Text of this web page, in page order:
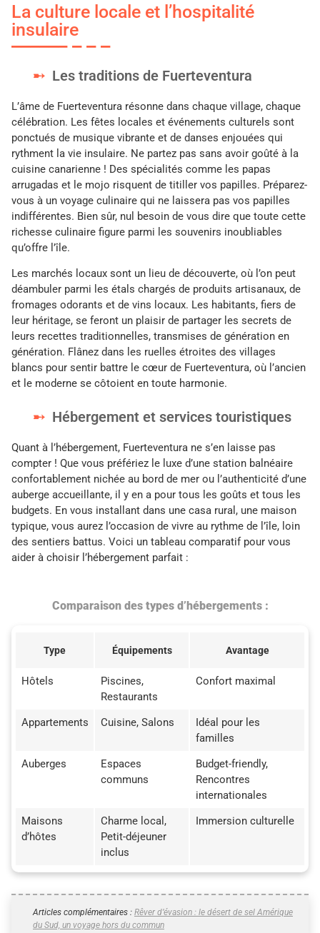
La culture locale et l’hospitalité
insulaire
Les traditions de Fuerteventura
L’âme de Fuerteventura résonne dans chaque village, chaque
célébration. Les fêtes locales et événements culturels sont
ponctués de musique vibrante et de danses enjouées qui
rythment la vie insulaire. Ne partez pas sans avoir goûté à la
cuisine canarienne ! Des spécialités comme les papas
arrugadas et le mojo risquent de titiller vos papilles. Préparez-
vous à un voyage culinaire qui ne laissera pas vos papilles
indifférentes. Bien sûr, nul besoin de vous dire que toute cette
richesse culinaire figure parmi les souvenirs inoubliables
qu’offre l’île.
Les marchés locaux sont un lieu de découverte, où l’on peut
déambuler parmi les étals chargés de produits artisanaux, de
fromages odorants et de vins locaux. Les habitants, fiers de
leur héritage, se feront un plaisir de partager les secrets de
leurs recettes traditionnelles, transmises de génération en
génération. Flânez dans les ruelles étroites des villages
blancs pour sentir battre le cœur de Fuerteventura, où l’ancien
et le moderne se côtoient en toute harmonie.
Hébergement et services touristiques
Quant à l’hébergement, Fuerteventura ne s’en laisse pas
compter ! Que vous préfériez le luxe d’une station balnéaire
confortablement nichée au bord de mer ou l’authenticité d’une
auberge accueillante, il y en a pour tous les goûts et tous les
budgets. En vous installant dans une casa rural, une maison
typique, vous aurez l’occasion de vivre au rythme de l’île, loin
des sentiers battus. Voici un tableau comparatif pour vous
aider à choisir l’hébergement parfait :
Comparaison des types d’hébergements :
Type Équipements Avantage
Hôtels
Piscines,
Restaurants
Confort maximal
Appartements Cuisine, Salons
Idéal pour les
familles
Auberges
Espaces
communs
Budget-friendly,
Rencontres
internationales
Maisons
d’hôtes
Charme local,
Petit-déjeuner
inclus
Immersion culturelle
Articles complémentaires : Rêver d’évasion : le désert de sel Amérique
du Sud, un voyage hors du commun